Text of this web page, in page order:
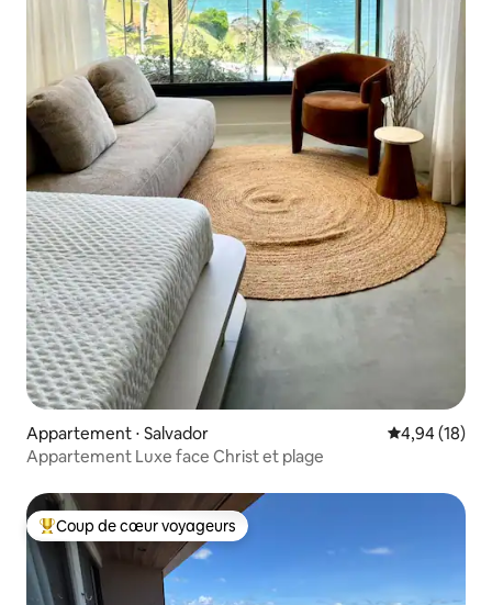
Appartement ⋅ Salvador Évaluation
4,94 (18)
Appartement Luxe face Christ et plage
Coups de cœur voyageurs les plus appréciés
Coup de cœur voyageurs